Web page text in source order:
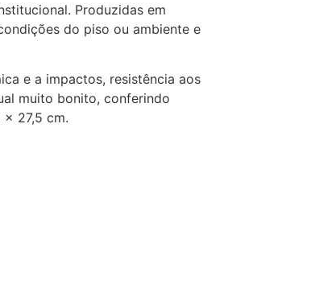
Produzidas em
do piso ou ambiente e
e a impactos, resistência aos
muito bonito, conferindo
27,5 cm.